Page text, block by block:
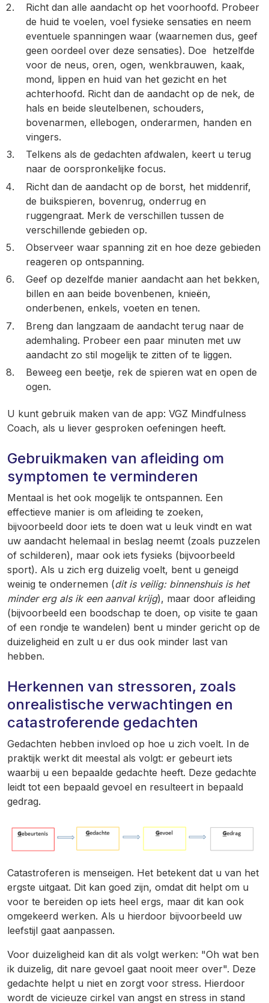
Richt dan alle aandacht op het voorhoofd. Probeer
de huid te voelen, voel fysieke sensaties en neem
eventuele spanningen waar (waarnemen dus, geef
geen oordeel over deze sensaties). Doe hetzelfde
voor de neus, oren, ogen, wenkbrauwen, kaak,
mond, lippen en huid van het gezicht en het
achterhoofd. Richt dan de aandacht op de nek, de
hals en beide sleutelbenen, schouders,
bovenarmen, ellebogen, onderarmen, handen en
vingers.
Telkens als de gedachten afdwalen, keert u terug
naar de oorspronkelijke focus.
Richt dan de aandacht op de borst, het middenrif,
de buikspieren, bovenrug, onderrug en
ruggengraat. Merk de verschillen tussen de
verschillende gebieden op.
Observeer waar spanning zit en hoe deze gebieden
reageren op ontspanning.
Geef op dezelfde manier aandacht aan het bekken,
billen en aan beide bovenbenen, knieën,
onderbenen, enkels, voeten en tenen.
Breng dan langzaam de aandacht terug naar de
ademhaling. Probeer een paar minuten met uw
aandacht zo stil mogelijk te zitten of te liggen.
Beweeg een beetje, rek de spieren wat en open de
ogen.
U kunt gebruik maken van de app: VGZ Mindfulness
Coach, als u liever gesproken oefeningen heeft.
Gebruikmaken van afleiding om
symptomen te verminderen
Mentaal is het ook mogelijk te ontspannen. Een
effectieve manier is om afleiding te zoeken,
bijvoorbeeld door iets te doen wat u leuk vindt en wat
uw aandacht helemaal in beslag neemt (zoals puzzelen
of schilderen), maar ook iets fysieks (bijvoorbeeld
sport). Als u zich erg duizelig voelt, bent u geneigd
weinig te ondernemen (dit is veilig: binnenshuis is het
minder erg als ik een aanval krijg), maar door afleiding
(bijvoorbeeld een boodschap te doen, op visite te gaan
of een rondje te wandelen) bent u minder gericht op de
duizeligheid en zult u er dus ook minder last van
hebben.
Herkennen van stressoren, zoals
onrealistische verwachtingen en
catastroferende gedachten
Gedachten hebben invloed op hoe u zich voelt. In de
praktijk werkt dit meestal als volgt: er gebeurt iets
waarbij u een bepaalde gedachte heeft. Deze gedachte
leidt tot een bepaald gevoel en resulteert in bepaald
gedrag.
Catastroferen is menseigen. Het betekent dat u van het
ergste uitgaat. Dit kan goed zijn, omdat dit helpt om u
voor te bereiden op iets heel ergs, maar dit kan ook
omgekeerd werken. Als u hierdoor bijvoorbeeld uw
leefstijl gaat aanpassen.
Voor duizeligheid kan dit als volgt werken: "Oh wat ben
ik duizelig, dit nare gevoel gaat nooit meer over". Deze
gedachte helpt u niet en zorgt voor stress. Hierdoor
wordt de vicieuze cirkel van angst en stress in stand